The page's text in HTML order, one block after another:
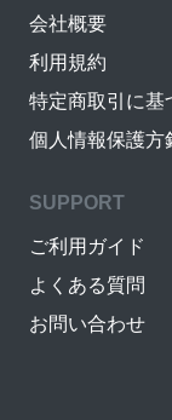
会社概要
利用規約
特定商取引に基
個人情報保護方
SUPPORT
ご利用ガイド
よくある質問
お問い合わせ